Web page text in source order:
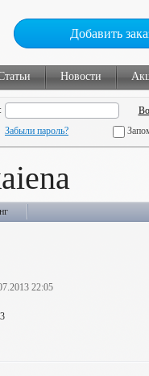
Добавить
Новости
Забыли пароль?
22:05